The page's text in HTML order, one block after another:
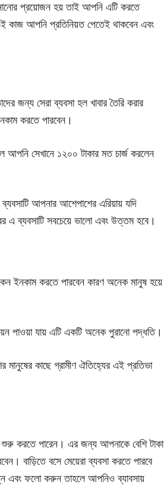
প্রয়োজন হয় তাই আপনি এটি করতে
এই কাজ আপনি প্রতিনিয়ত পেতেই থাকবেন এবং
জন্য সেরা ব্যবসা হল খাবার তৈরি করার
করতে পারবেন।
আপনি সেখানে ১২০০ টাকার মত চার্জ করলেন
ব্যবসাটি আপনার আশেপাশের এরিয়ায় যদি
এ ব্যবসাটি সবচেয়ে ভালো এবং উত্তম হবে।
ইনকাম করতে পারবেন কারণ অনেক মানুষ হয়ে
পাওয়া যায় এটি একটি অনেক পুরানো পদ্ধতি।
মানুষের কাছে গ্রামীণ ঐতিহ্যের এই প্রতিভা
শুরু করতে পারেন। এর জন্য আপনাকে বেশি টাকা
বাড়িতে বসে মেয়েরা ব্যবসা করতে পারবে
এবং ফলো করুন তাহলে আপনিও ব্যাবসায়